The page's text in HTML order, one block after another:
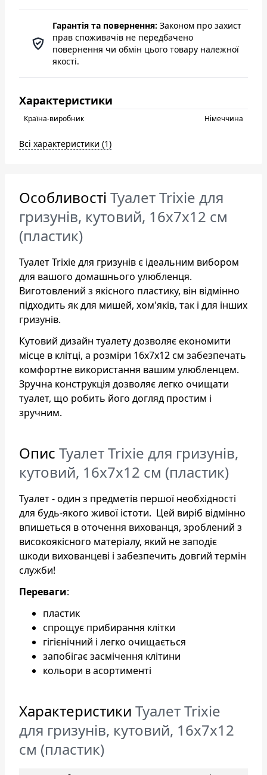
Гарантія та повернення: Законом про захист
прав споживачів не передбачено
повернення чи обмін цього товару належної
якості.
Характеристики
Країна-виробник Нiмеччина
Всі характеристики (1)
Особливості Туалет Trixie для
гризунів, кутовий, 16x7x12 см
(пластик)
Туалет Trixie для гризунів є ідеальним вибором
для вашого домашнього улюбленця.
Виготовлений з якісного пластику, він відмінно
підходить як для мишей, хом'яків, так і для інших
гризунів.
Кутовий дизайн туалету дозволяє економити
місце в клітці, а розміри 16x7x12 см забезпечать
комфортне використання вашим улюбленцем.
Зручна конструкція дозволяє легко очищати
туалет, що робить його догляд простим і
зручним.
Опис Туалет Trixie для гризунів,
кутовий, 16x7x12 см (пластик)
Туалет - один з предметів першої необхідності
для будь-якого живої істоти. Цей виріб відмінно
впишеться в оточення вихованця, зроблений з
високоякісного матеріалу, який не заподіє
шкоди вихованцеві і забезпечить довгий термін
служби!
Переваги:
пластик
спрощує прибирання клітки
гігієнічний і легко очищається
запобігає засмічення клітини
кольори в асортименті
Характеристики Туалет Trixie
для гризунів, кутовий, 16x7x12
см (пластик)